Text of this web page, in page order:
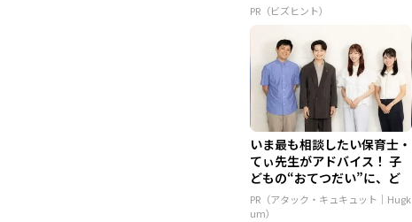
PR（ビズヒント）
いま最も相談したい保育士・
てぃ先生がアドバイス！ 子
どもの“おてつだい”に、ど
ん...
PR（アタック・キュキュット｜Hugk
um）